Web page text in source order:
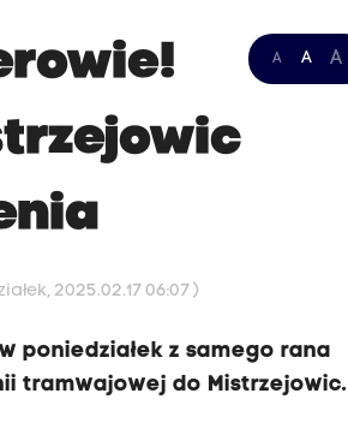
A A A
2025.02.17 06:07 )
poniedziałek z samego rana
tramwajowej do Mistrzejowic.